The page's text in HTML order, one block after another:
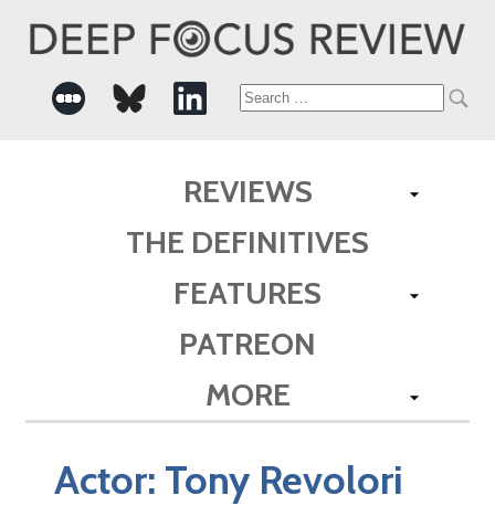
Search
REVIEWS
THE DEFINITIVES
FEATURES
PATREON
MORE
Actor: Tony Revolori